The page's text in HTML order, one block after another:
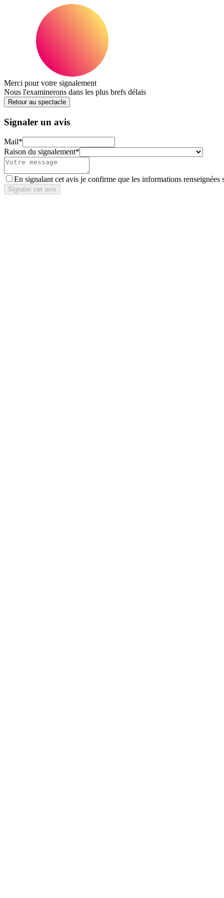
Merci pour votre signalement
Nous l'examinerons dans les plus brefs délais
Retour au spectacle
Signaler un avis
Mail*
Raison du signalement*
En signalant cet avis je confirme que les informations renseignées
Signaler cet avis